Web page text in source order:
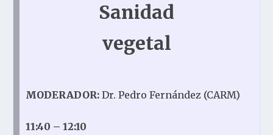
Sanidad
vegetal
MODERADOR:Dr. Pedro Fernández (CARM)
11:40 – 12:10